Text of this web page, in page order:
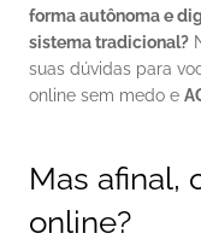
forma autônoma e
sistema tradicional?
suas dúvidas para
online sem medo e
Mas afinal,
online?